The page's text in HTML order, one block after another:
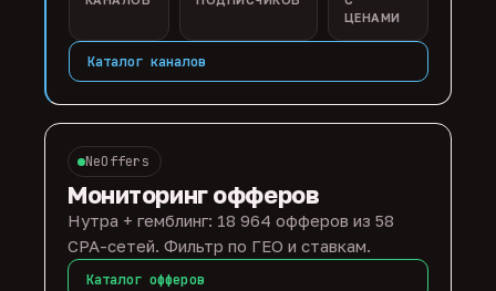
ЦЕНАМИ
Каталог каналов
NeOffers
Мониторинг офферов
Нутра + гемблинг: 18 964 офферов из 58
CPA-сетей. Фильтр по ГЕО и ставкам.
Каталог офферов